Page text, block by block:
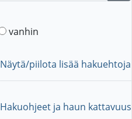
vanhin
Näytä/piilota lisää hakuehtoja
Hakuohjeet ja haun kattavuus